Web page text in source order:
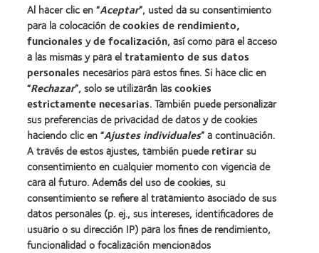
Usuario experimentado
Blog
Sobre nosotros
Carreras
Noticias
Contacto
Legal
Política de privacidad
Aviso Legal
Al hacer clic en “Aceptar”, usted da su consentimiento
para la colocación decookies de rendimiento,
funcionalesyde focalización, así como para el acceso
a las mismas y para eltratamiento de sus datos
personales necesarios para estos fines. Si hace clic en
“Rechazar”, solo se utilizarán lascookies
estrictamente necesarias. También puede personalizar
sus preferencias de privacidad de datos y de cookies
haciendo clic en “Ajustes individuales” a continuación.
A través de estos ajustes, también puederetirarsu
consentimiento en cualquier momento con vigencia de
cara al futuro. Además del uso de cookies, su
consentimiento se refiere al tratamiento asociado de sus
datos personales (p. ej., sus intereses, identificadores de
usuario o su dirección IP) para los fines de rendimiento,
funcionalidad o focalización mencionados